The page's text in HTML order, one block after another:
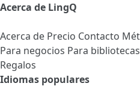
Acerca de LingQ
Acerca de Precio Contacto
Para negocios Para bibliotecas
Regalos
Idiomas populares